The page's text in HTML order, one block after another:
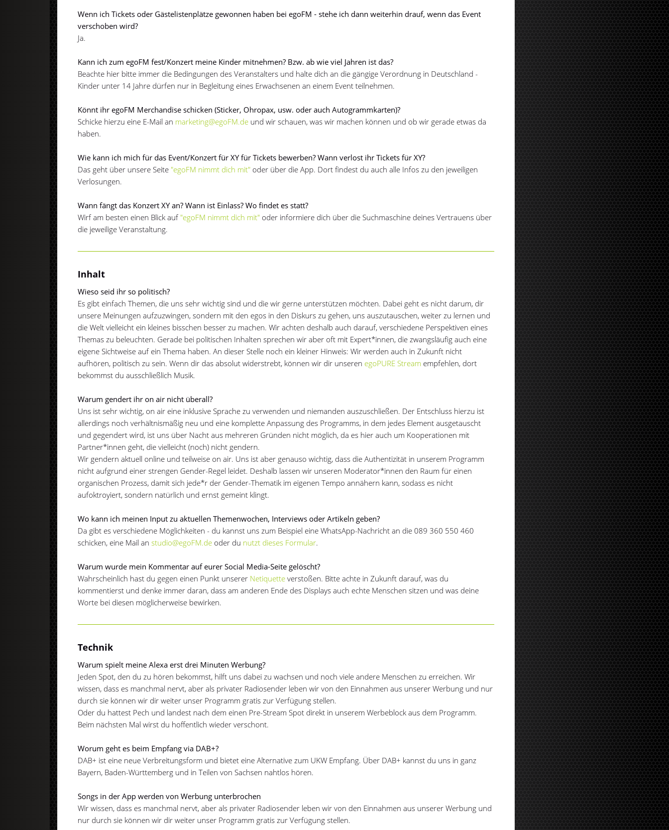
Wenn ich Tickets oder Gästelistenplätze gewonnen haben bei egoFM - stehe ich dann weiterhin drauf, wenn das Event
verschoben wird?
Ja.
Kann ich zum egoFM fest/Konzert meine Kinder mitnehmen? Bzw. ab wie viel Jahren ist das?
Beachte hier bitte immer die Bedingungen des Veranstalters und halte dich an die gängige Verordnung in Deutschland -
Kinder unter 14 Jahre dürfen nur in Begleitung eines Erwachsenen an einem Event teilnehmen.
Könnt ihr egoFM Merchandise schicken (Sticker, Ohropax, usw. oder auch Autogrammkarten)?
Schicke hierzu eine E-Mail an marketing@egoFM.de und wir schauen, was wir machen können und ob wir gerade etwas da
haben.
Wie kann ich mich für das Event/Konzert für XY für Tickets bewerben? Wann verlost ihr Tickets für XY?
Das geht über unsere Seite "egoFM nimmt dich mit" oder über die App. Dort findest du auch alle Infos zu den jeweiligen
Verlosungen.
Wann fängt das Konzert XY an? Wann ist Einlass? Wo findet es statt?
Wirf am besten einen Blick auf "egoFM nimmt dich mit" oder informiere dich über die Suchmaschine deines Vertrauens über
die jeweilige Veranstaltung.
Inhalt
Wieso seid ihr so politisch?
Es gibt einfach Themen, die uns sehr wichtig sind und die wir gerne unterstützen möchten. Dabei geht es nicht darum, dir
unsere Meinungen aufzuzwingen, sondern mit den egos in den Diskurs zu gehen, uns auszutauschen, weiter zu lernen und
die Welt vielleicht ein kleines bisschen besser zu machen. Wir achten deshalb auch darauf, verschiedene Perspektiven eines
Themas zu beleuchten. Gerade bei politischen Inhalten sprechen wir aber oft mit Expert*innen, die zwangsläufig auch eine
eigene Sichtweise auf ein Thema haben. An dieser Stelle noch ein kleiner Hinweis: Wir werden auch in Zukunft nicht
aufhören, politisch zu sein. Wenn dir das absolut widerstrebt, können wir dir unseren egoPURE Stream empfehlen, dort
bekommst du ausschließlich Musik.
Warum gendert ihr on air nicht überall?
Uns ist sehr wichtig, on air eine inklusive Sprache zu verwenden und niemanden auszuschließen. Der Entschluss hierzu ist
allerdings noch verhältnismäßig neu und eine komplette Anpassung des Programms, in dem jedes Element ausgetauscht
und gegendert wird, ist uns über Nacht aus mehreren Gründen nicht möglich, da es hier auch um Kooperationen mit
Partner*innen geht, die vielleicht (noch) nicht gendern.
Wir gendern aktuell online und teilweise on air. Uns ist aber genauso wichtig, dass die Authentizität in unserem Programm
nicht aufgrund einer strengen Gender-Regel leidet. Deshalb lassen wir unseren Moderator*innen den Raum für einen
organischen Prozess, damit sich jede*r der Gender-Thematik im eigenen Tempo annähern kann, sodass es nicht
aufoktroyiert, sondern natürlich und ernst gemeint klingt.
Wo kann ich meinen Input zu aktuellen Themenwochen, Interviews oder Artikeln geben?
Da gibt es verschiedene Möglichkeiten - du kannst uns zum Beispiel eine WhatsApp-Nachricht an die 089 360 550 460
schicken, eine Mail anstudio@egoFM.de oder du nutzt dieses Formular.
Warum wurde mein Kommentar auf eurer Social Media-Seite gelöscht?
Wahrscheinlich hast du gegen einen Punkt unserer Netiquette verstoßen. Bitte achte in Zukunft darauf, was du
kommentierst und denke immer daran, dass am anderen Ende des Displays auch echte Menschen sitzen und was deine
Worte bei diesen möglicherweise bewirken.
Technik
Warum spielt meine Alexa erst drei Minuten Werbung?
Jeden Spot, den du zu hören bekommst, hilft uns dabei zu wachsen und noch viele andere Menschen zu erreichen. Wir
wissen, dass es manchmal nervt, aber als privater Radiosender leben wir von den Einnahmen aus unserer Werbung und nur
durch sie können wir dir weiter unser Programm gratis zur Verfügung stellen.
Oder du hattest Pech und landest nach dem einen Pre-Stream Spot direkt in unserem Werbeblock aus dem Programm.
Beim nächsten Mal wirst du hoffentlich wieder verschont.
Worum geht es beim Empfang via DAB+?
DAB+ ist eine neue Verbreitungsform und bietet eine Alternative zum UKW Empfang. Über DAB+ kannst du uns in ganz
Bayern, Baden-Württemberg und in Teilen von Sachsen nahtlos hören.
Songs in der App werden von Werbung unterbrochen
Wir wissen, dass es manchmal nervt, aber als privater Radiosender leben wir von den Einnahmen aus unserer Werbung und
nur durch sie können wir dir weiter unser Programm gratis zur Verfügung stellen.